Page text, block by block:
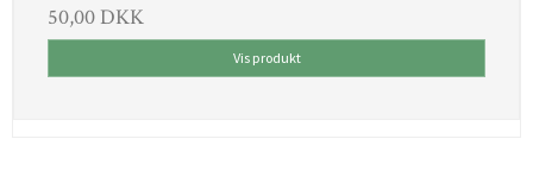
50,00 DKK
Vis produkt